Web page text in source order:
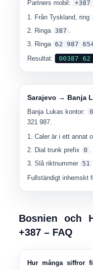
Partners mobil:
Från Tyskland, ring
Ringa 387 .
Ringa 62 987
Resultat:
00387
Sarajevo → Banja
Banja Lukas kontor:
321 987.
Caler är i ett annat
Dial trunk prefix
0 .
Slå riktnummer 51
Fullständigt inhemskt
Bosnien och
+387 – FAQ
Hur många siffror